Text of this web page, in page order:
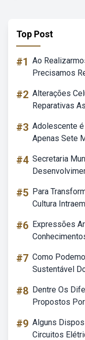
Top Post
#1 Ao
Precisamos
#2 Alterações
Reparativas
#3 Adolescente é
Apenas Sete
#4 Secretaria
#5 Para
Cultura
#6 Expressões
#7 Como
Sustentável
#8 Dentre Os
Propostos
#9 Alguns
Circuitos